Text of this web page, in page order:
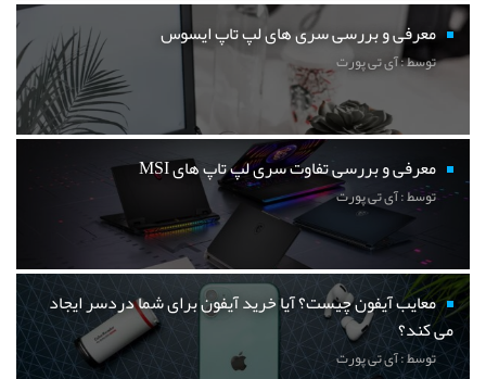
معرفی و بررسی سری های لپ تاپ ایسوس
توسط : آی تی پورت
معرفی و بررسی تفاوت سری لپ تاپ های MSI
توسط : آی تی پورت
معایب آیفون چیست؟ آیا خرید آیفون برای شما دردسر ایجاد
می کند؟
توسط : آی تی پورت